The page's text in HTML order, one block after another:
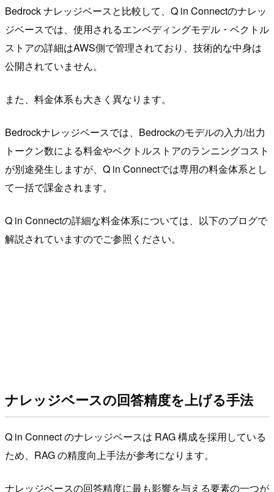
Bedrock ナレッジベースと比較して、Q in Connectのナレッ
ジベースでは、使用されるエンベディングモデル・ベクトル
ストアの詳細はAWS側で管理されており、技術的な中身は
公開されていません。
また、料金体系も大きく異なります。
Bedrockナレッジベースでは、Bedrockのモデルの入力/出力
トークン数による料金やベクトルストアのランニングコスト
が別途発生しますが、Q in Connectでは専用の料金体系とし
て一括で課金されます。
Q in Connectの詳細な料金体系については、以下のブログで
解説されていますのでご参照ください。
ナレッジベースの回答精度を上げる手法
Q in Connect のナレッジベースは RAG 構成を採用している
ため、RAG の精度向上手法が参考になります。
ナレッジベースの回答精度に最も影響を与える要素の一つが